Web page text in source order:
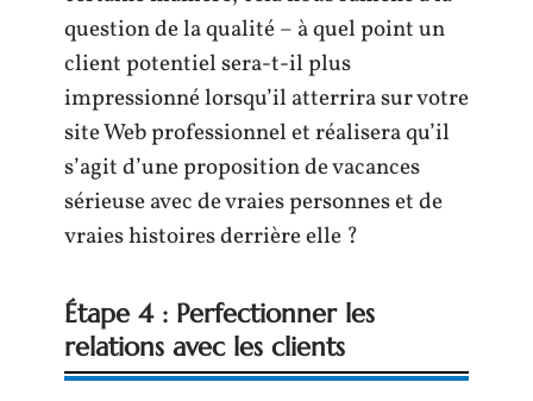
question de la qualité – à quel point un
client potentiel sera-t-il plus
impressionné lorsqu’il atterrira sur votre
site Web professionnel et réalisera qu’il
s’agit d’une proposition de vacances
sérieuse avec de vraies personnes et de
vraies histoires derrière elle ?
Étape 4 : Perfectionner les
relations avec les clients